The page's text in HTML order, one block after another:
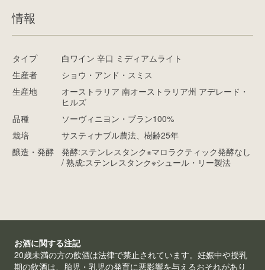
情報
タイプ
白ワイン 辛口 ミディアムライト
生産者
ショウ・アンド・スミス
生産地
オーストラリア 南オーストラリア州 アデレード・
ヒルズ
品種
ソーヴィニヨン・ブラン100%
栽培
サスティナブル農法、樹齢25年
醸造・発酵
発酵:ステンレスタンク※マロラクティック発酵なし
/ 熟成:ステンレスタンク※シュール・リー製法
お酒に関する注記
20歳未満の方の飲酒は法律で禁止されています。妊娠中や授乳
期の飲酒は、胎児・乳児の発育に悪影響を与えるおそれがあり